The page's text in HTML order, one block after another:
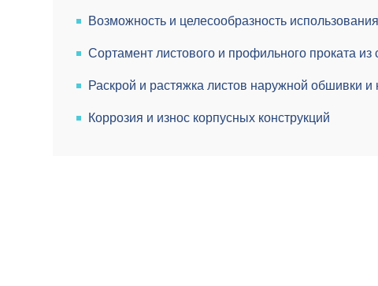
Возможность и целесообразность
Сортамент листового и профильного проката из
Раскрой и растяжка листов наружной обшивки и
Коррозия и износ корпусных конструкций